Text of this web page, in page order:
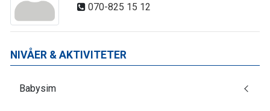
070-825 15 12
NIVÅER & AKTIVITETER
Babysim